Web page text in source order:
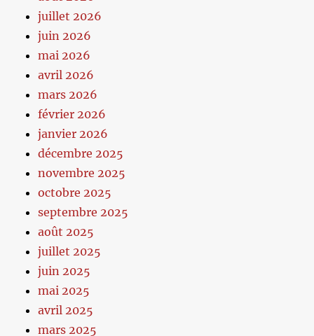
juillet 2026
juin 2026
mai 2026
avril 2026
mars 2026
février 2026
janvier 2026
décembre 2025
novembre 2025
octobre 2025
septembre 2025
août 2025
juillet 2025
juin 2025
mai 2025
avril 2025
mars 2025